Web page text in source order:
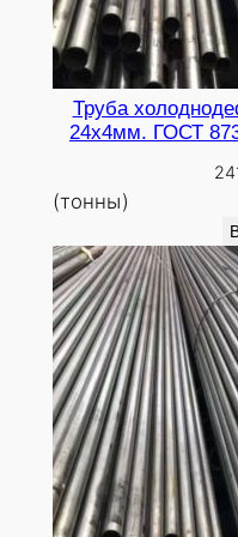
Труба
24х4мм. ГОСТ
(тонны)